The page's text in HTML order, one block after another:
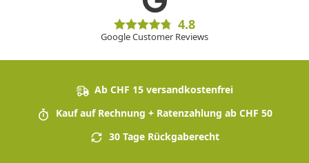
4.8
Google Customer Reviews
Ab CHF 15 versandkostenfrei
Kauf auf Rechnung + Ratenzahlung ab CHF 50
30 Tage Rückgaberecht